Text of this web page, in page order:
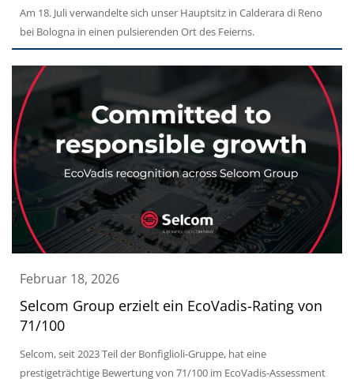
Am 18. Juli verwandelte sich unser Hauptsitz in Calderara di Reno
bei Bologna in einen pulsierenden Ort des Feierns.
Februar 18, 2026
Selcom Group erzielt ein EcoVadis-Rating von
71/100
Selcom, seit 2023 Teil der Bonfiglioli-Gruppe, hat eine
prestigeträchtige Bewertung von 71/100 im EcoVadis-Assessment